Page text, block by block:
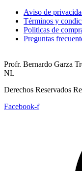
Aviso de
Términos y
Politicas de
Preguntas
Profr. Bernardo Garza
NL
Derechos Reservados
Facebook-f